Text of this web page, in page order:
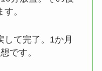
。
て完了。1か月
です。